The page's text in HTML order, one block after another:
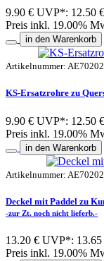
9.90 € UVP*: 12.50 €
Preis inkl. 19.00%
in den Warenkorb
Artikelnummer:
KS-Ersatzrohre zu
9.90 € UVP*: 12.50 €
Preis inkl. 19.00%
in den Warenkorb
Artikelnummer:
Deckel mit Paddel zu
-zur Zt. noch nicht lieferb.-
13.20 € UVP*: 13.65
Preis inkl. 19.00%